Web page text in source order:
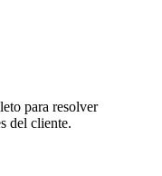
para resolver
del cliente.